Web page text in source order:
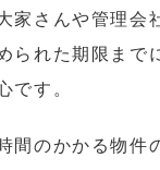
家さんや管理会
られた期限ま
です。
間のかかる物件